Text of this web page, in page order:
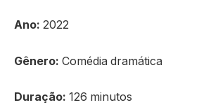
Ano: 2022
Gênero: Comédia dramática
Duração: 126 minutos